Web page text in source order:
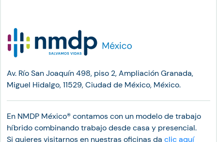
Av. Río San Joaquín 498, piso 2, Ampliación Granada,
Miguel Hidalgo, 11529, Ciudad de México, México.
En NMDP México®︎ contamos con un modelo de trabajo
híbrido combinando trabajo desde casa y presencial.
Si quieres visitarnos en nuestras oficinas da clic aquí